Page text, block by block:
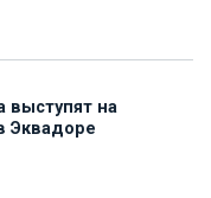
выступят на
Эквадоре